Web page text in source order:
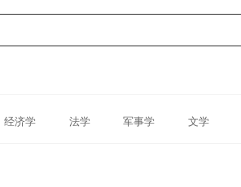
经济学 法学 军事学 文学